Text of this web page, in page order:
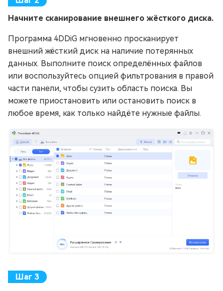
Начните сканирование внешнего жёсткого диска.
Программа 4DDiG мгновенно просканирует
внешний жёсткий диск на наличие потерянных
данных. Выполните поиск определённых файлов
или воспользуйтесь опцией фильтрования в правой
части панели, чтобы сузить область поиска. Вы
можете приостановить или остановить поиск в
любое время, как только найдёте нужные файлы.